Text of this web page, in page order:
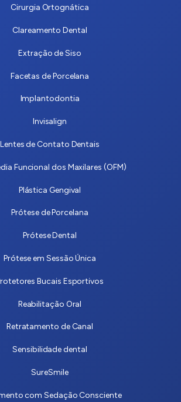
Cirurgia Ortognática
Clareamento Dental
Extração de Siso
Facetas de Porcelana
Implantodontia
Invisalign
Lentes de Contato Dentais
Funcional dos Maxilares (OFM)
Plástica Gengival
Prótese de Porcelana
Prótese Dental
Prótese em Sessão Única
Bucais Esportivos
Reabilitação Oral
Retratamento de Canal
Sensibilidade dental
SureSmile
com Sedação Consciente